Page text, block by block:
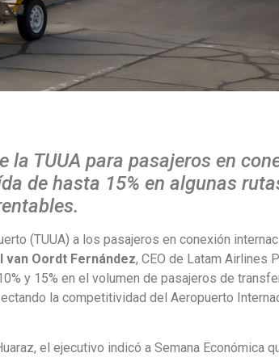
la TUUA para pasajeros en
de hasta 15% en algunas
(TUUA) a los pasajeros en conexión
van Oordt Fernández, CEO de Latam Airlines
y 15% en el volumen de pasajeros de
la competitividad del Aeropuerto
el ejecutivo indicó a Semana Económica